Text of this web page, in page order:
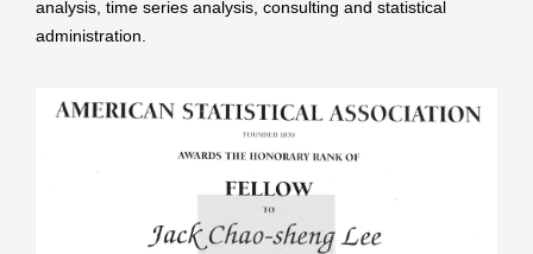
analysis, time series analysis, consulting and statistical
administration.